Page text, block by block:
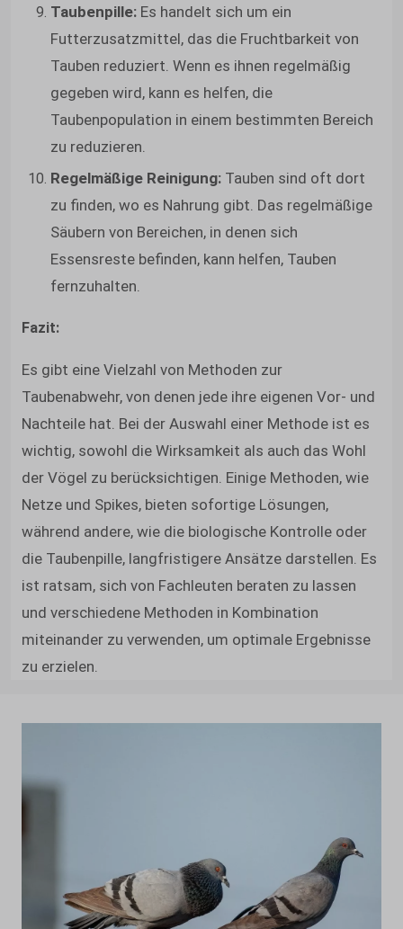
Taubenpille: Es handelt sich um ein
Futterzusatzmittel, das die Fruchtbarkeit von
Tauben reduziert. Wenn es ihnen regelmäßig
gegeben wird, kann es helfen, die
Taubenpopulation in einem bestimmten Bereich
zu reduzieren.
Regelmäßige Reinigung: Tauben sind oft dort
zu finden, wo es Nahrung gibt. Das regelmäßige
Säubern von Bereichen, in denen sich
Essensreste befinden, kann helfen, Tauben
fernzuhalten.
Fazit:
Es gibt eine Vielzahl von Methoden zur
Taubenabwehr, von denen jede ihre eigenen Vor- und
Nachteile hat. Bei der Auswahl einer Methode ist es
wichtig, sowohl die Wirksamkeit als auch das Wohl
der Vögel zu berücksichtigen. Einige Methoden, wie
Netze und Spikes, bieten sofortige Lösungen,
während andere, wie die biologische Kontrolle oder
die Taubenpille, langfristigere Ansätze darstellen. Es
ist ratsam, sich von Fachleuten beraten zu lassen
und verschiedene Methoden in Kombination
miteinander zu verwenden, um optimale Ergebnisse
zu erzielen.